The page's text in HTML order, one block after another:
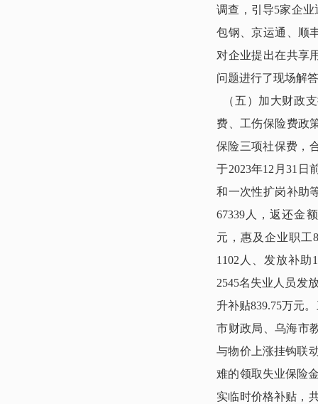
调查，引导5家企
包钢、京运通、顺
对企业提出在共享
问题进行了现场解
（五）加大财政
费、工伤保险费政
保险三项社保费，
于2023年12月31日
和一次性扩岗补助
67339人，返还金
元，惠及企业职工
1102人、发放补助
2545名失业人员发
升补贴839.75万元
市财政局、乌海市
与物价上涨挂钩联
难的领取失业保险
实临时价格补贴，